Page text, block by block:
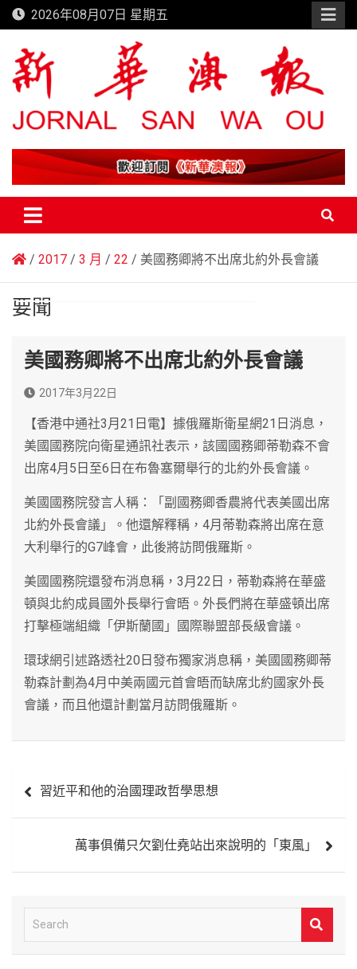
Skip
to
content
2026年08月07日 星期五
新華澳報
2017 3 月 22 美國務卿將不出席北約外長會議
要聞
美國務卿將不出席北約外長會議
2017年3月22日
【香港中通社3月21日電】據俄羅斯衛星網21日消息，
美國國務院向衛星通訊社表示，該國國務卿蒂勒森不會
出席4月5日至6日在布魯塞爾舉行的北約外長會議。
美國國務院發言人稱：「副國務卿香農將代表美國出席
北約外長會議」。他還解釋稱，4月蒂勒森將出席在意
大利舉行的G7峰會，此後將訪問俄羅斯。
美國國務院還發布消息稱，3月22日，蒂勒森將在華盛
頓與北約成員國外長舉行會晤。外長們將在華盛頓出席
打擊極端組織「伊斯蘭國」國際聯盟部長級會議。
環球網引述路透社20日發布獨家消息稱，美國國務卿蒂
勒森計劃為4月中美兩國元首會晤而缺席北約國家外長
會議，而且他還計劃當月訪問俄羅斯。
章
習近平和他的治國理政哲學思想
萬事俱備只欠劉仕堯站出來說明的「東風」
e